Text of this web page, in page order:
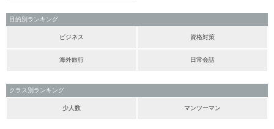
目的別ランキング
ビジネス 資格対策
海外旅行 日常会話
クラス別ランキング
少人数 マンツーマン